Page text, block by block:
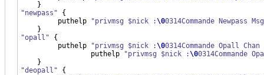
}
"newpass"
{
         puthelp
"privmsg $nick :\00314Commande Newpass
}
"opall"
{
         puthelp
"privmsg $nick :\00314Commande Opall Chan
		 puthelp
"privmsg $nick :\00314Commande
}
"deopall"
{